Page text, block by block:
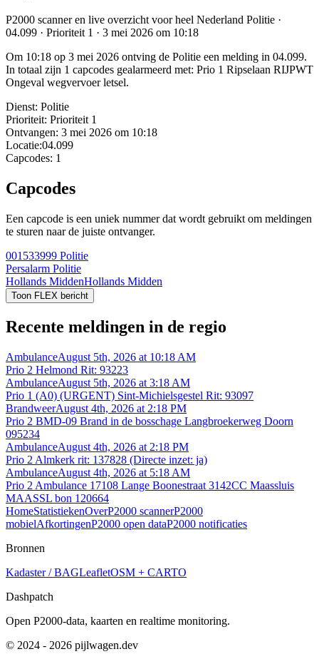
P2000 scanner en live overzicht voor heel Nederland Politie ·
04.099 · Prioriteit 1 · 3 mei 2026 om 10:18
Om 10:18 op 3 mei 2026 ontving de Politie een melding in 04.099.
In totaal zijn 1 capcodes gealarmeerd met: Prio 1 Ripselaan RIJPWT
Ongeval wegvervoer letsel.
Dienst: Politie
Prioriteit: Prioriteit 1
Ontvangen: 3 mei 2026 om 10:18
Locatie:04.099
Capcodes: 1
Capcodes
Een capcode is een uniek nummer dat wordt gebruikt om meldingen
te sturen naar de juiste ontvanger.
001533999 Politie
Persalarm Politie
Hollands MiddenHollands Midden
Toon FLEX bericht
Recente meldingen in de regio
AmbulanceAugust 5th, 2026 at 10:18 AM
Prio 2 Helmond Rit: 93223
AmbulanceAugust 5th, 2026 at 3:18 AM
Prio 1 (A0) (URGENT) Sint-Michielsgestel Rit: 93097
BrandweerAugust 4th, 2026 at 2:18 PM
Prio 2 BMD-09 Brand in de bosschage Langbroekerweg Doorn
095234
AmbulanceAugust 4th, 2026 at 2:18 PM
Prio 2 Almkerk rit: 137828 (Directe inzet: ja)
AmbulanceAugust 4th, 2026 at 5:18 AM
Prio 2 Ambulance 17108 Lange Boonestraat 3142CC Maassluis
MAASSL bon 120664
HomeStatistiekenOverP2000 scannerP2000
mobielAfkortingenP2000 open dataP2000 notificaties
Bronnen
Kadaster / BAGLeafletOSM + CARTO
Dashpatch
Open P2000-data, kaarten en realtime monitoring.
© 2024 - 2026 pijlwagen.dev